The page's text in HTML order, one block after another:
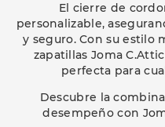
El cierre de
personalizable,
y seguro. Con su estilo
zapatillas Joma
perfecta para
Descubre la
desempeño con